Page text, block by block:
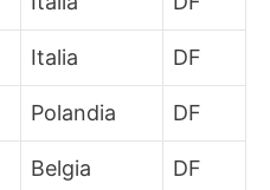
Italia DF
Polandia DF
Belgia DF